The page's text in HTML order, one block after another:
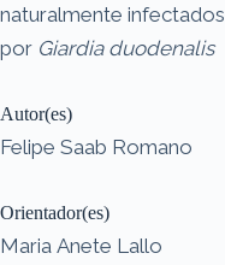
naturalmente infectados
por Giardia duodenalis
Autor(es)
Felipe Saab Romano
Orientador(es)
Maria Anete Lallo